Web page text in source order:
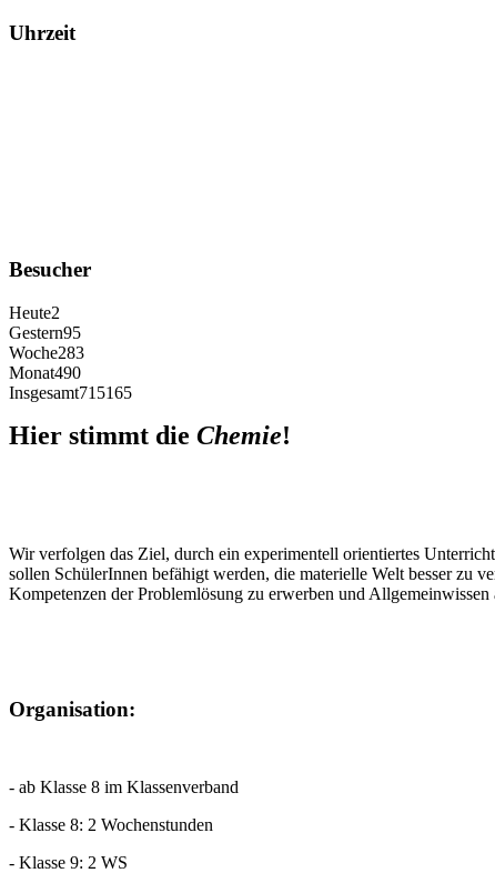
Uhrzeit
Besucher
Heute2
Gestern95
Woche283
Monat490
Insgesamt715165
Hier stimmt die Chemie!
Wir verfolgen das Ziel, durch ein experimentell orientiertes
sollen SchülerInnen befähigt werden, die materielle Welt besser zu
Kompetenzen der Problemlösung zu erwerben und Allgemeinwissen
Organisation:
- ab Klasse 8 im Klassenverband
- Klasse 8: 2 Wochenstunden
- Klasse 9: 2 WS